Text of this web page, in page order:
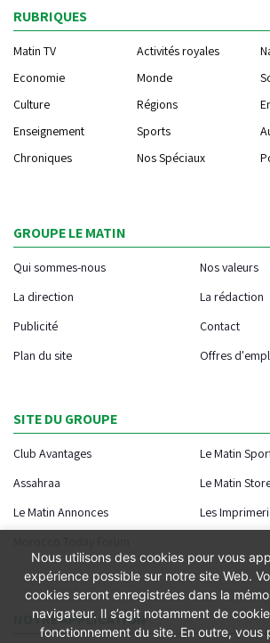
RUBRIQUES
Matin TV Activités royales
Economie
Monde
Culture
Régions
Enseignement
Sports
Chroniques
Nos Spéciaux
GROUPE LE MATIN
Qui sommes-nous
Nos valeurs
La direction
La rédaction
Publicité
Contact
Plan du site
Offres
SITE DU GROUPE
Club Avantages
Le Matin
Assahraa
Le Matin
Le Matin Annonces
Les
NOTRE APPLICATION
Nous utilisons des cookies pour vous
expérience possible sur notre site Web.
cookies seront enregistrées dans la
navigateur. Il s’agit notamment de
fonctionnement du site. En outre, vous